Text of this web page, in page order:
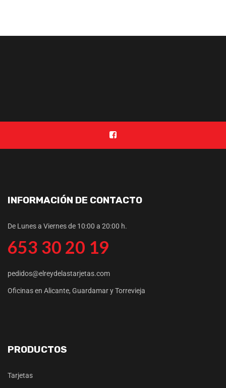
INFORMACIÓN DE CONTACTO
De Lunes a Viernes de 10:00 a 20:00 h.
653 30 20 19
pedidos@elreydelastarjetas.com
Oficinas en Alicante, Guardamar y Torrevieja
PRODUCTOS
Tarjetas